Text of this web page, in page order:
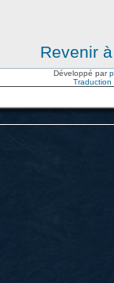
Revenir
Développé par
Traduction